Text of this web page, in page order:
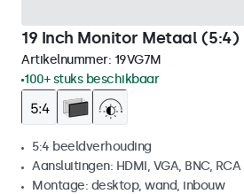
19 Inch Monitor Metaal (5:4)
Artikelnummer: 19VG7M
100+ stuks beschikbaar
5:4 beeldverhouding
Aansluitingen: HDMI, VGA, BNC, RCA
Montage: desktop, wand, inbouw